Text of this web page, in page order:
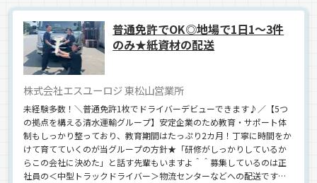
普通免許でOK◎地場で1日1～3件
のみ★紙資材の配送
株式会社エスユーロジ 東松山営業所
未経験多数！＼普通免許1枚でドライバーデビューできます♪／【5つ
の拠点を構える清水運輸グループ】安定企業のため教育・サポート体
制もしっかり整っており、教育期間はたっぷり2カ月！丁寧に時間をか
けて育てていくのが当グループの方針★「研修がしっかりしているか
らこの会社に決めた」と話す先輩もいますよ＾＾募集しているのは正
社員の＜中型トラックドライバー＞物流センターなどへの配送です